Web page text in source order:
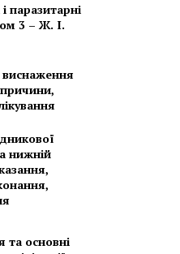
паразитарні
3 – Ж. І.
виснаження
нижній
та основні